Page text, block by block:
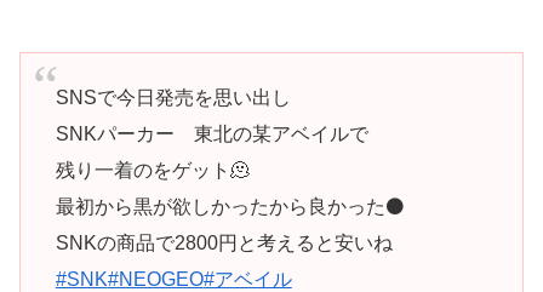
SNSで今日発売を思い出し
SNKパーカー 東北の某アベイルで
残り一着のをゲット🫠
最初から黒が欲しかったから良かった⚫
SNKの商品で2800円と考えると安いね
#SNK#NEOGEO#アベイル